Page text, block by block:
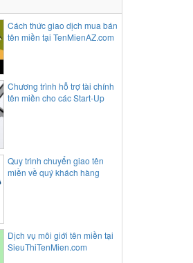
Cách thức giao dịch mua bán
tên miền tại TenMienAZ.com
Chương trình hỗ trợ tài chính
tên miền cho các Start-Up
Quy trình chuyển giao tên
miền về quý khách hàng
Dịch vụ môi giới tên miền tại
SieuThiTenMien.com